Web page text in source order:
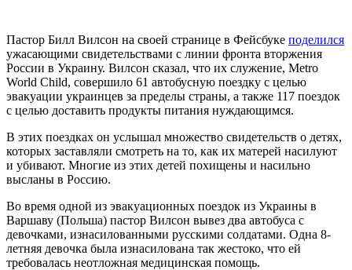
Пастор Билл Вилсон на своей странице в Фейсбуке поделился
ужасающими свидетельствами с линии фронта вторжения
России в Украину. Вилсон сказал, что их служение, Metro
World Child, совершило 61 автобусную поездку с целью
эвакуации украинцев за пределы страны, а также 117 поездок
с целью доставить продукты питания нуждающимся.
В этих поездках он услышал множество свидетельств о детях,
которых заставляли смотреть на то, как их матерей насилуют
и убивают. Многие из этих детей похищены и насильно
высланы в Россию.
Во время одной из эвакуационных поездок из Украины в
Варшаву (Польша) пастор Вилсон вывез два автобуса с
девочками, изнасилованными русскими солдатами. Одна 8-
летняя девочка была изнасилована так жестоко, что ей
требовалась неотложная медицинская помощь.